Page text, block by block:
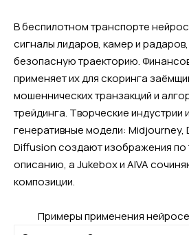
В беспилотном транспорте
сигналы лидаров, камер и
безопасную траекторию.
применяет их для скоринга
мошеннических транзакций и
трейдинга. Творческие индустрии
генеративные модели: Midjourney,
Diffusion создают изображения по
описанию, а Jukebox и AIVA
композиции.
Примеры применения